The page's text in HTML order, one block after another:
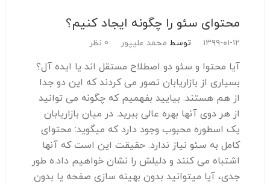
محتوای سئو را چگونه ایجاد کنیم؟
۱۳۹۹-۰۱-۱۲ توسط محمد علیپور 0 نظر
آیا محتوا و سئو دو اصطلاح مستقل اند یا ایده آل؟
بسیاری از بازاریابان تصور می کردند که این دو جدا
از هم هستند. بیایید بفهمیم که چگونه می توانید
از هر دوی آنها بهره عالی ببرید. در میان بازاریابان
یک اسطوره محبوب وجود دارد که میگوید: محتوای
کامل به سئو نیاز ندارد. حقیقت این است که آنها
اشتباه می کنند و دلیلش را نشان خواهیم داد.ه طور
جدی، آیا میتوانید بدون بهینه سازی صفحه یا بدون